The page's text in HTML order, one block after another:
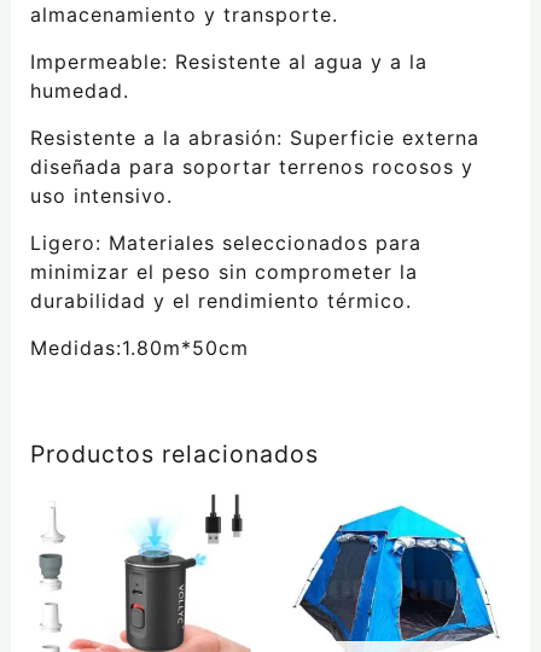
almacenamiento y transporte.
Impermeable: Resistente al agua y a la
humedad.
Resistente a la abrasión: Superficie externa
diseñada para soportar terrenos rocosos y
uso intensivo.
Ligero: Materiales seleccionados para
minimizar el peso sin comprometer la
durabilidad y el rendimiento térmico.
Medidas:1.80m*50cm
Productos relacionados